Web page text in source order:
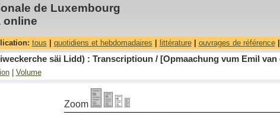
de Luxembourg
online
tous quotidiens et hebdomadaires littérature| ouvrages de référence|
säi Lidd) : Transcriptioun / [Opmaachung vum Emil
| Volume
Zoom